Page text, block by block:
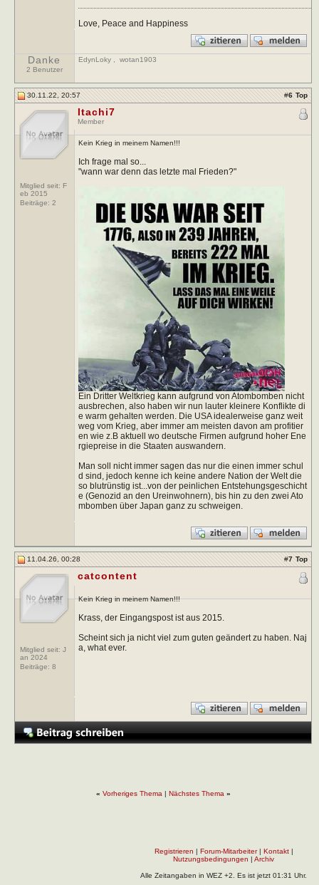
Love, Peace and Happiness
Danke
2 Benutzer
EdynLoky wotan1903
30.11.22, 20:57 #6 Top
Mitglied seit: F
eb 2015
Beiträge: 2
Itachi7
Member
Kein Krieg in meinem Namen!!!
Ich frage mal so...
"wann war denn das letzte mal Frieden?"
Ein Dritter Weltkrieg kann aufgrund von Atombomben nicht
ausbrechen, also haben wir nun lauter kleinere Konflikte di
e warm gehalten werden. Die USA idealerweise ganz weit
weg vom Krieg, aber immer am meisten davon am profitier
en wie z.B aktuell wo deutsche Firmen aufgrund hoher Ene
rgiepreise in die Staaten auswandern.
Man soll nicht immer sagen das nur die einen immer schul
d sind, jedoch kenne ich keine andere Nation der Welt die
so blutrünstig ist...von der peinlichen Entstehungsgeschicht
e (Genozid an den Ureinwohnern), bis hin zu den zwei Ato
mbomben über Japan ganz zu schweigen.
11.04.26, 00:28 #7 Top
Mitglied seit: J
an 2024
Beiträge: 8
catcontent
Kein Krieg in meinem Namen!!!
Krass, der Eingangspost ist aus 2015.
Scheint sich ja nicht viel zum guten geändert zu haben. Naj
a, what ever.
« Vorheriges Thema | Nächstes Thema »
Registrieren | Forum-Mitarbeiter| Kontakt|
Nutzungsbedingungen | Archiv
Alle Zeitangaben in WEZ +2. Es ist jetzt 01:31 Uhr.